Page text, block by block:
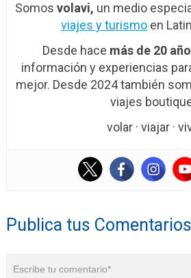
Somosvolavi, un medio
viajes y turismoen
Desde hace más de 20
información y experiencias
mejor. Desde 2024 también
viajes
volar · viajar ·
Publica tus Comentarios